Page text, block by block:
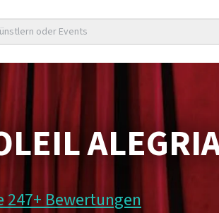
oder Events
247+ Bewertungen